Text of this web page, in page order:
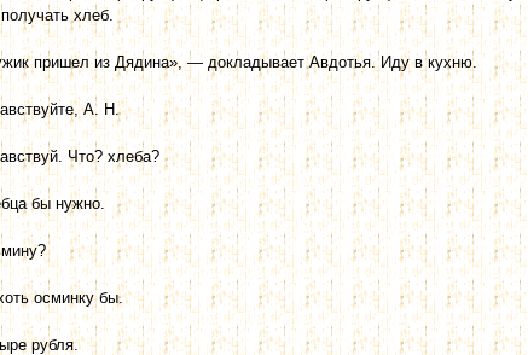
хлеб.
пришел из Дядина», — докладывает Авдотья. Иду в кухню.
А. Н.
Что? хлеба?
бы нужно.
осминку бы.
рубля.